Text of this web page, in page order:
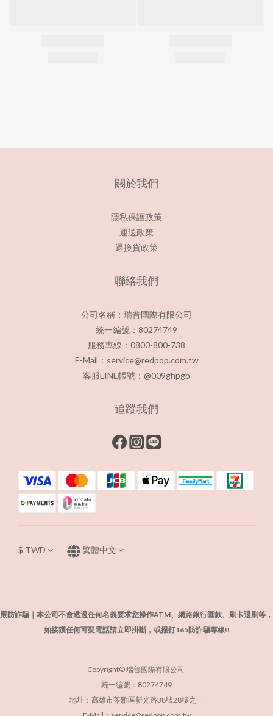
關於我們
隱私保護政策
運送政策
退換貨政策
聯絡我們
公司名稱：瑞普國際有限公司
統一編號：80274749
服務專線：0800-800-738
E-Mail：service@redpop.com.tw
客服LINE帳號：@009ghpgb
追蹤我們
$ TWD 繁體中文
嚴防詐騙｜本公司不會透過任何名義要求您操作ATM、網路銀行匯款、刷卡退刷等，
如接獲任何可疑電話請立即掛斷，或撥打165防詐騙專線!!
Copyright© 瑞普國際有限公司
統一編號：80274749
地址：高雄市苓雅區新光路38號28樓之一